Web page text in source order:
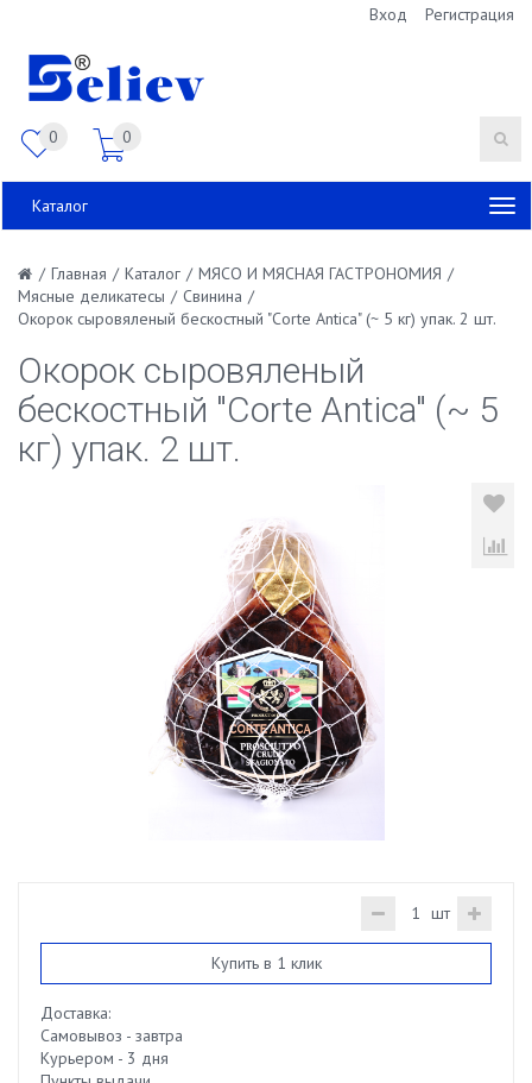
Вход Регистрация
0 0
Каталог
/ Главная / Каталог / МЯСО И МЯСНАЯ ГАСТРОНОМИЯ /
Мясные деликатесы / Свинина /
Окорок сыровяленый бескостный "Corte Antica" (~ 5 кг) упак. 2 шт.
Окорок сыровяленый
бескостный "Corte Antica" (~ 5
кг) упак. 2 шт.
шт
Купить в 1 клик
Доставка:
Самовывоз - завтра
Курьером - 3 дня